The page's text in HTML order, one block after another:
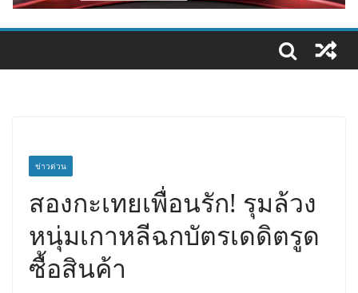
ข่าวด่วน
สองกะเทยเพื่อนรัก! รุมล้วง
หนุ่มเกาหลีฉกบัตรเดดิตรูด
ซื้อสินค้า